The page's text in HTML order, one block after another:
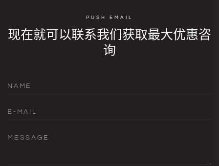
PUSH EMAIL
现在就可以联系我们获取最大优惠咨
询
NAME
E-MAIL
MESSAGE